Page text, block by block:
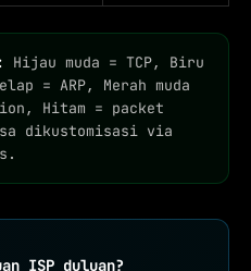
Hijau muda = TCP, Biru
= ARP, Merah muda
Hitam = packet
dikustomisasi via
ISP duluan?